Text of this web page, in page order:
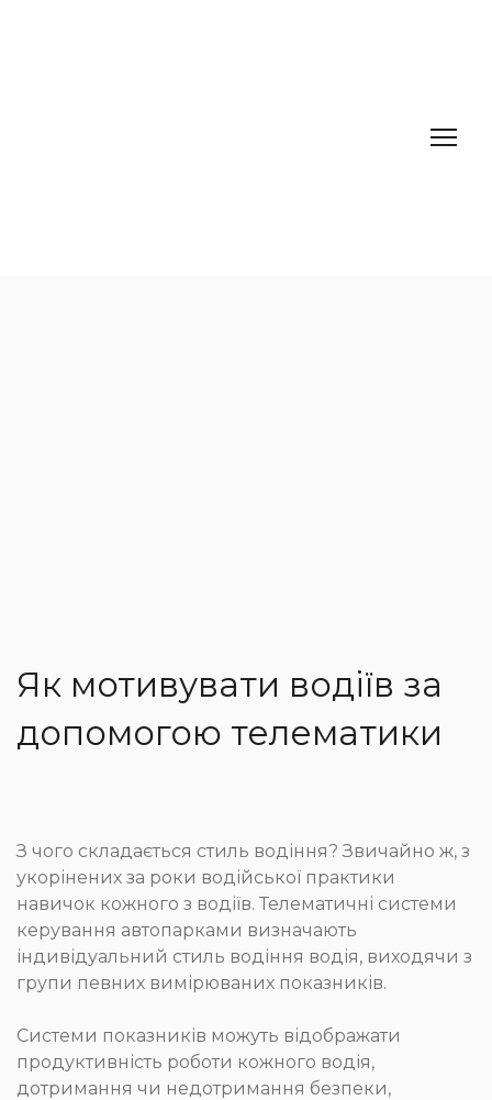
Як мотивувати водіїв за
допомогою телематики
З чого складається стиль водіння? Звичайно ж, з
укорінених за роки водійської практики
навичок кожного з водіїв. Телематичні системи
керування автопарками визначають
індивідуальний стиль водіння водія, виходячи з
групи певних вимірюваних показників.
Системи показників можуть відображати
продуктивність роботи кожного водія,
дотримання чи недотримання безпеки,